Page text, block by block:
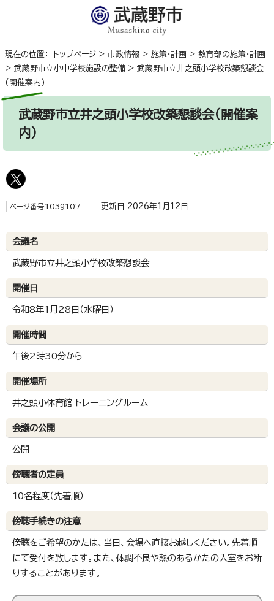
現在の位置： トップページ > 市政情報 > 施策・計画 > 教育部の施策・計画
> 武蔵野市立小中学校施設の整備 > 武蔵野市立井之頭小学校改築懇談会
(開催案内)
武蔵野市立井之頭小学校改築懇談会(開催案
内)
ページ番号1039107 更新日 2026年1月12日
会議名
武蔵野市立井之頭小学校改築懇談会
開催日
令和8年1月28日（水曜日）
開催時間
午後2時30分から
開催場所
井之頭小体育館 トレーニングルーム
会議の公開
公開
傍聴者の定員
10名程度（先着順）
傍聴手続きの注意
傍聴をご希望のかたは、当日、会場へ直接お越しください。先着順
にて受付を致します。また、体調不良や熱のあるかたの入室をお断
りすることがあります。